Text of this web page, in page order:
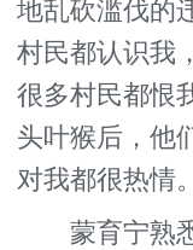
地乱砍滥伐的
村民都认识我
很多村民都恨
头叶猴后，他
对我都很热情
蒙育宁熟悉